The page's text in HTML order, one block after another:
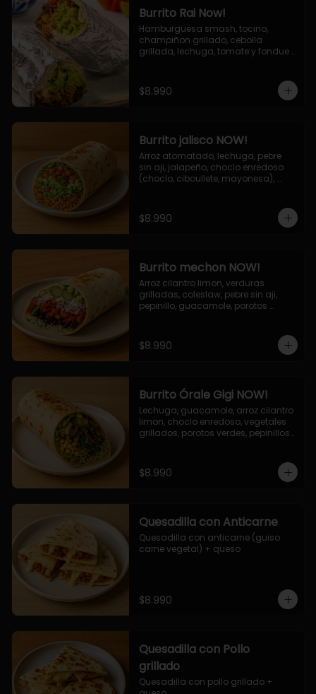
Burrito Rai Now!
Hamburguesa smash, tocino,
champiñon grillado, cebolla
grillada, lechuga, tomate y fondue
$8.990
Burrito jalisco NOW!
Arroz atomatado, lechuga, pebre
sin aji, jalapeño, choclo enredoso
(choclo, ciboullete, mayonesa),
$8.990
Burrito mechon NOW!
Arroz cilantro limon, verduras
grilladas, coleslaw, pebre sin aji,
pepinillo, guacamole, porotos
$8.990
Burrito Órale Gigi NOW!
Lechuga, guacamole, arroz cilantro
limon, choclo enredoso, vegetales
grillados, porotos verdes, pepinillos
$8.990
Quesadilla con Anticarne
Quesadilla con anticarne (guiso
carne vegetal) + queso
$8.990
Quesadilla con Pollo
grillado
Quesadilla con pollo grillado +